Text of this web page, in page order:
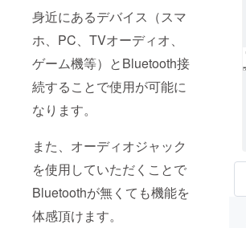
身近にあるデバイス（スマ
ホ、PC、TVオーディオ、
ゲーム機等）とBluetooth接
続することで使用が可能に
なります。
また、オーディオジャック
を使用していただくことで
Bluetoothが無くても機能を
体感頂けます。